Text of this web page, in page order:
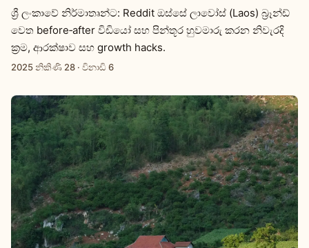
ශ්‍රී ලංකාවේ නිර්මාතෘන්ට: Reddit ඔස්සේ ලාවෝස් (Laos) බ්‍රෑන්ඩ්
වෙත before‑after විඩියෝ සහ පින්තූර හුවමාරු කරන නිවැරදි
ක්‍රම, ආරක්ෂාව සහ growth hacks.
2025 නිකිණි 28 · විනාඩි 6